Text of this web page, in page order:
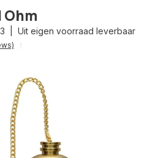
Ohm
| Uit eigen voorraad leverbaar